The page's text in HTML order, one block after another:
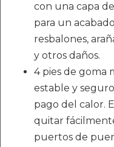
con una capa
para un
resbalones,
y otros daños.
4 pies de goma
estable y
pago del calor.
quitar
puertos de